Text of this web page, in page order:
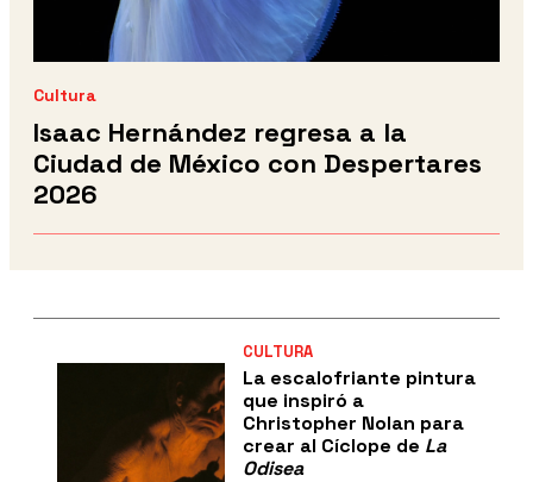
Cultura
Isaac Hernández regresa a la
Ciudad de México con Despertares
2026
CULTURA
La escalofriante pintura
que inspiró a
Christopher Nolan para
crear al Cíclope de La
Odisea